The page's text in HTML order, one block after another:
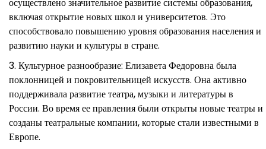
включая открытие новых школ и университетов. Это
способствовало повышению уровня образования населения и
развитию науки и культуры в стране.
Культурное разнообразие: Елизавета Федоровна была
поклонницей и покровительницей искусств. Она активно
поддерживала развитие театра, музыки и литературы в
России. Во время ее правления были открыты новые театры и
созданы театральные компании, которые стали известными в
Европе.